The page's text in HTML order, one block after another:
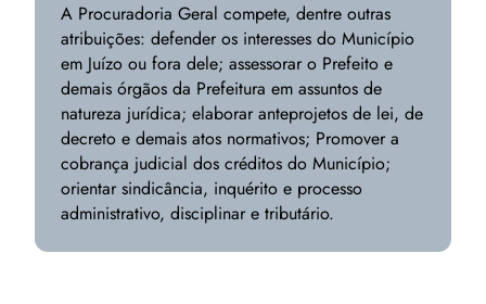
A Procuradoria Geral compete, dentre outras
atribuições: defender os interesses do Município
em Juízo ou fora dele; assessorar o Prefeito e
demais órgãos da Prefeitura em assuntos de
natureza jurídica; elaborar anteprojetos de lei, de
decreto e demais atos normativos; Promover a
cobrança judicial dos créditos do Município;
orientar sindicância, inquérito e processo
administrativo, disciplinar e tributário.